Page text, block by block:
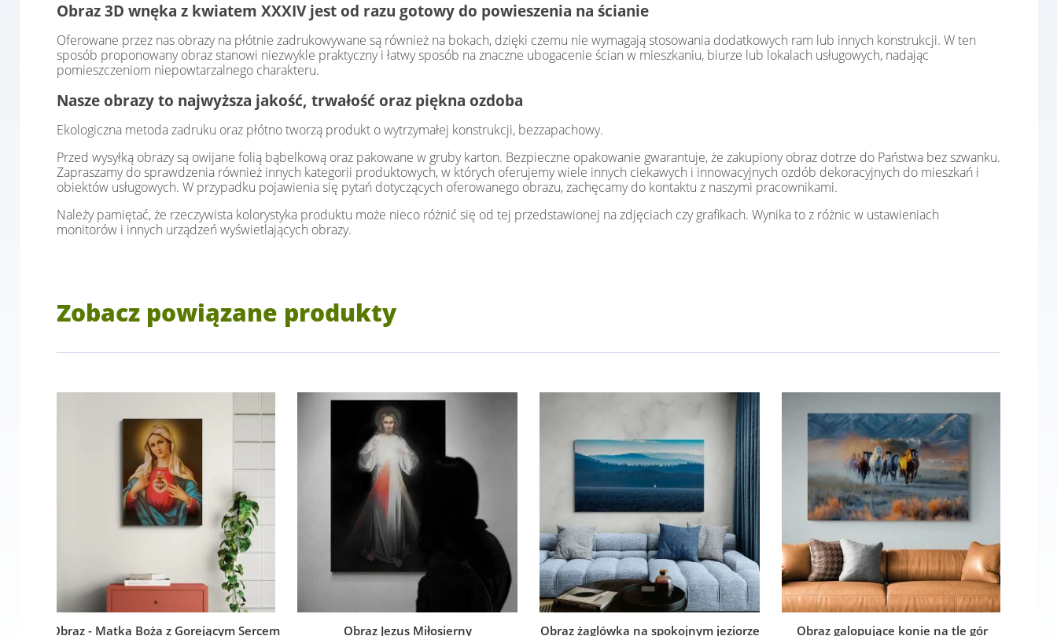
Obraz 3D wnęka z kwiatem XXXIV jest od razu gotowy do powieszenia na ścianie
Oferowane przez nas obrazy na płótnie zadrukowywane są również na bokach, dzięki czemu nie wymagają stosowania dodatkowych ram lub innych konstrukcji. W ten
sposób proponowany obraz stanowi niezwykle praktyczny i łatwy sposób na znaczne ubogacenie ścian w mieszkaniu, biurze lub lokalach usługowych, nadając
pomieszczeniom niepowtarzalnego charakteru.
Nasze obrazy to najwyższa jakość, trwałość oraz piękna ozdoba
Ekologiczna metoda zadruku oraz płótno tworzą produkt o wytrzymałej konstrukcji, bezzapachowy.
Przed wysyłką obrazy są owijane folią bąbelkową oraz pakowane w gruby karton. Bezpieczne opakowanie gwarantuje, że zakupiony obraz dotrze do Państwa bez szwanku.
Zapraszamy do sprawdzenia również innych kategorii produktowych, w których oferujemy wiele innych ciekawych i innowacyjnych ozdób dekoracyjnych do mieszkań i
obiektów usługowych. W przypadku pojawienia się pytań dotyczących oferowanego obrazu, zachęcamy do kontaktu z naszymi pracownikami.
Należy pamiętać, że rzeczywista kolorystyka produktu może nieco różnić się od tej przedstawionej na zdjęciach czy grafikach. Wynika to z różnic w ustawieniach
monitorów i innych urządzeń wyświetlających obrazy.
Zobacz powiązane produkty
Obraz - Matka Boża z Gorejącym Sercem
Obraz Jezus Miłosierny
Obraz żaglówka na spokojnym jeziorze
Obraz galopujące konie na tle gór